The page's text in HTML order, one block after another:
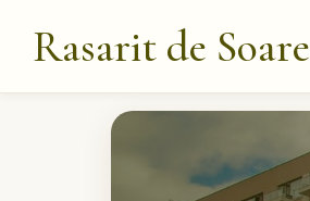
Rasarit de Soare